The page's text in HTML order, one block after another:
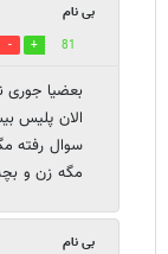
بی نام
81
بعضیا جوری
الان پلیس
سوال رفته
مگه زن و
بی نام